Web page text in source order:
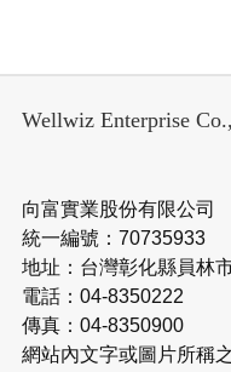
Wellwiz Enterprise
向富實業股份有限公司
統一編號：70735933
地址：台灣彰化縣員林
電話：04-8350222
傳真：04-8350900
網站內文字或圖片所稱